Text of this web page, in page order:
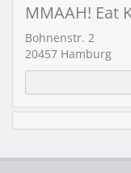
MMAAH! Eat
Bohnenstr. 2
20457 Hamburg